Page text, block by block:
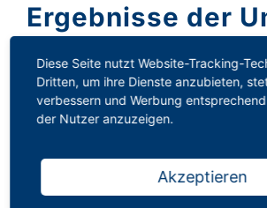
Ergebnisse der
zur ZP10
Kategorien:Mitgliederinformation
Veröffentlicht: 04.07.2025
Sehr geehrte Damen und
Kolleginnen und Kollegen,
Diese Seite nutzt Website-Tracking-
Dritten, um ihre Dienste anzubieten,
verbessern und Werbung
der Nutzer anzuzeigen.
Akzeptieren